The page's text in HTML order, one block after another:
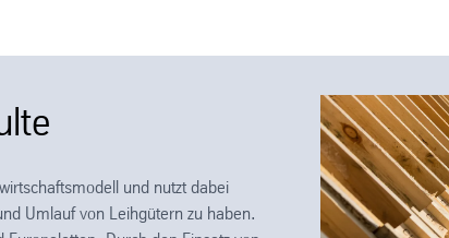
und nutzt dabei
Umlauf von Leihgütern zu haben.